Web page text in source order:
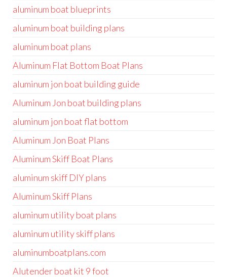
aluminum boat blueprints
aluminum boat building plans
aluminum boat plans
Aluminum Flat Bottom Boat Plans
aluminum jon boat building guide
Aluminum Jon boat building plans
aluminum jon boat flat bottom
Aluminum Jon Boat Plans
Aluminum Skiff Boat Plans
aluminum skiff DIY plans
Aluminum Skiff Plans
aluminum utility boat plans
aluminum utility skiff plans
aluminumboatplans.com
Alutender boat kit 9 foot